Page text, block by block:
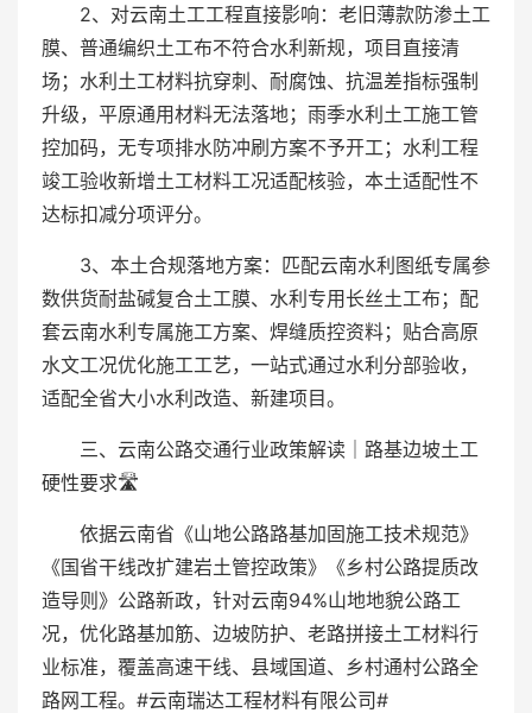
2、对云南土工工程直接影响：老旧薄款防渗土工
膜、普通编织土工布不符合水利新规，项目直接清
场；水利土工材料抗穿刺、耐腐蚀、抗温差指标强制
升级，平原通用材料无法落地；雨季水利土工施工管
控加码，无专项排水防冲刷方案不予开工；水利工程
竣工验收新增土工材料工况适配核验，本土适配性不
达标扣减分项评分。
3、本土合规落地方案：匹配云南水利图纸专属参
数供货耐盐碱复合土工膜、水利专用长丝土工布；配
套云南水利专属施工方案、焊缝质控资料；贴合高原
水文工况优化施工工艺，一站式通过水利分部验收，
适配全省大小水利改造、新建项目。
三、云南公路交通行业政策解读｜路基边坡土工
硬性要求🛣️
依据云南省《山地公路路基加固施工技术规范》
《国省干线改扩建岩土管控政策》《乡村公路提质改
造导则》公路新政，针对云南94%山地地貌公路工
况，优化路基加筋、边坡防护、老路拼接土工材料行
业标准，覆盖高速干线、县域国道、乡村通村公路全
路网工程。#云南瑞达工程材料有限公司#